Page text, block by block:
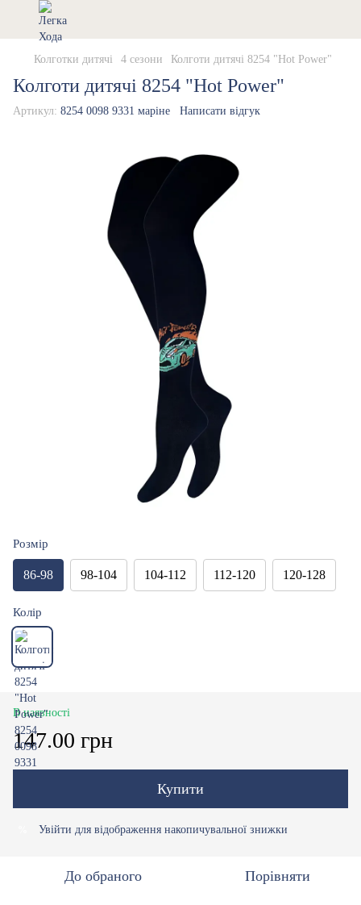
Колготки дитячі 4 сезони Колготи дитячі 8254 "Hot Power"
Колготи дитячі 8254 "Hot Power"
Артикул: 8254 0098 9331 маріне Написати відгук
Розмір
86-98 98-104 104-112 112-120 120-128
Колір
В наявності
147.00 грн
Купити
Увійти для відображення накопичувальної знижки
До обраного Порівняти